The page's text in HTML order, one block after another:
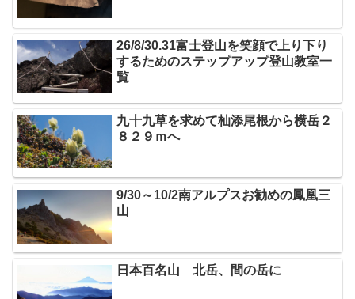
26/8/30.31富士登山を笑顔で上り下り
するためのステップアップ登山教室一
覧
九十九草を求めて杣添尾根から横岳２
８２９ｍへ
9/30～10/2南アルプスお勧めの鳳凰三
山
日本百名山 北岳、間の岳に